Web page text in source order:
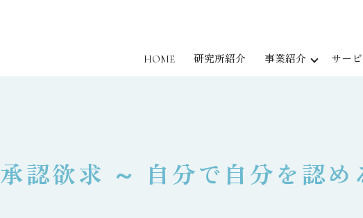
HOME 研究所紹介 事業紹介 サー
承認欲求 ～ 自分で自分を認め